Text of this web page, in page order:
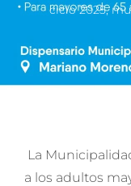
ciclo 2025,
La
a los adultos